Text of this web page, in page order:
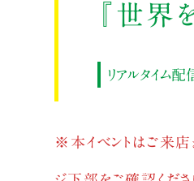
『世
リアルタイム配
※本イベントはご来店